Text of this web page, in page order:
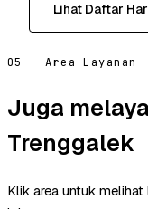
Lihat Daftar
05 — Area Layanan
Juga
Trenggalek
Klik area untuk